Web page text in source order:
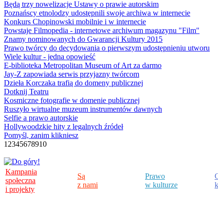
Będą trzy nowelizacje Ustawy o prawie autorskim
Poznańscy etnolodzy udostępnili swoje archiwa w internecie
Konkurs Chopinowski mobilnie i w internecie
Powstaje Filmopedia - internetowe archiwum magazynu "Film"
Znamy nominowanych do Gwarancji Kultury 2015
Prawo twórcy do decydowania o pierwszym udostępnieniu utworu
Wiele kultur - jedna opowieść
E-biblioteka Metropolitan Museum of Art za darmo
Jay-Z zapowiada serwis przyjazny twórcom
Dzieła Korczaka trafią do domeny publicznej
Dotknij Teatru
Kosmiczne fotografie w domenie publicznej
Ruszyło wirtualne muzeum instrumentów dawnych
Selfie a prawo autorskie
Hollywoodzkie hity z legalnych źródeł
Pomyśl, zanim klikniesz
1 2345678910
Kampania
społeczna
i projekty
Są
z nami
Prawo
w kulturze